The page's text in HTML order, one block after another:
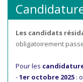
Les candidats
obligatoirement
Pour les
-1er octobre 2025 :